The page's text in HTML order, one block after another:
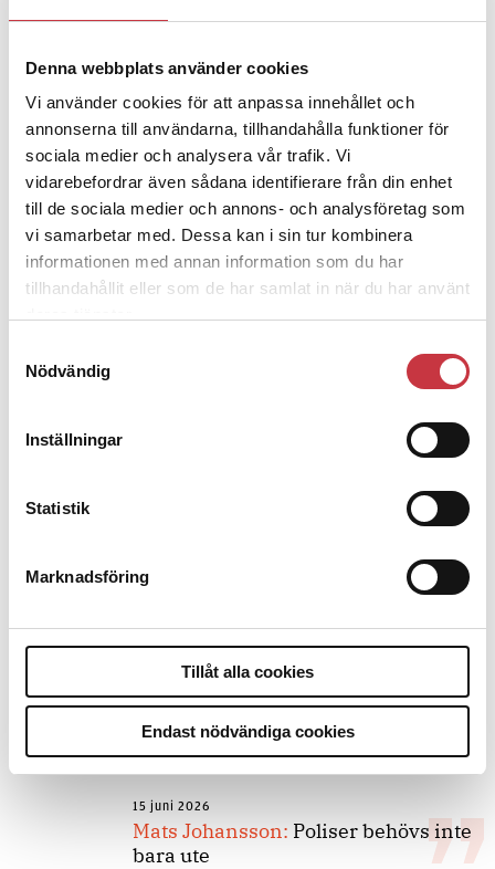
Denna webbplats använder cookies
Vi använder cookies för att anpassa innehållet och
annonserna till användarna, tillhandahålla funktioner för
sociala medier och analysera vår trafik. Vi
vidarebefordrar även sådana identifierare från din enhet
till de sociala medier och annons- och analysföretag som
vi samarbetar med. Dessa kan i sin tur kombinera
informationen med annan information som du har
tillhandahållit eller som de har samlat in när du har använt
Nödvändig
Inställningar
Statistik
Marknadsföring
Tillåt alla cookies
Endast nödvändiga cookies
Jens Mårtensson:Snart 20 år i tjänst
4 juni 2026
Polisregionen erkänner fel: ”Kommer
att rättas till”
Replik:
Det är inte evidenskrav som
bakbinder polisen
7 juli 2026
Debatt:Med för höga krav på evidens
kan polisen inte göra något alls
15 juni 2026
Mats Johansson: Poliser behövs inte
bara ute